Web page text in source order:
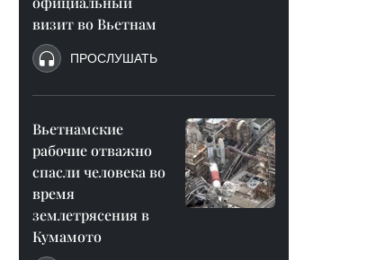
визит во Вьетнам
ПРОСЛУШАТЬ
Вьетнамские
рабочие отважно
спасли человека во
время
землетрясения в
Кумамото